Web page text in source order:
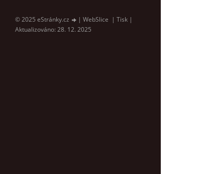
© 2025 eStránky.cz | WebSlice | Tisk |
Aktualizováno: 28. 12. 2025